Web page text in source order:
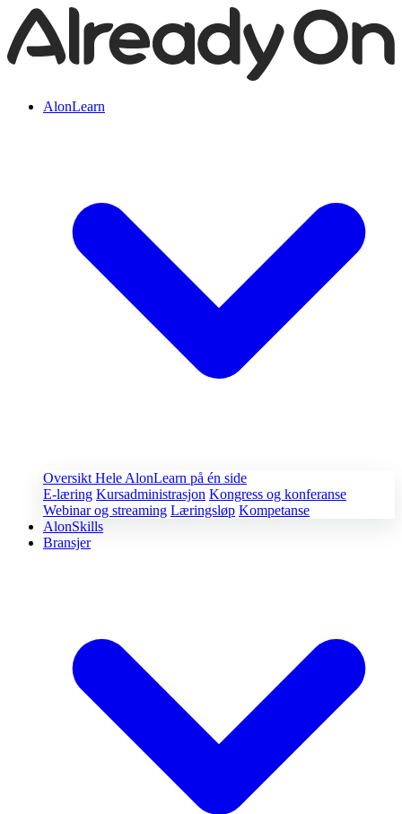
AlonLearn
Oversikt Hele AlonLearn på én side
E-læring Kursadministrasjon Kongress og konferanse
Webinar og streaming Læringsløp Kompetanse
AlonSkills
Bransjer